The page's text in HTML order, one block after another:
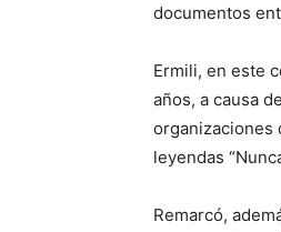
documentos
Ermili, en este
años, a causa
organizaciones
leyendas
Remarcó,